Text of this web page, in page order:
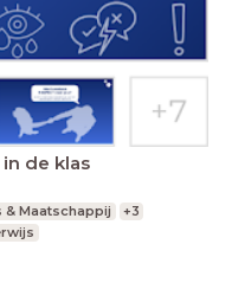
de klas
& Maatschappij
+3